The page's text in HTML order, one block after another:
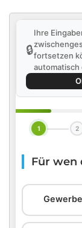
🔒
Ihre
fortsetzen
1 2
Für wen